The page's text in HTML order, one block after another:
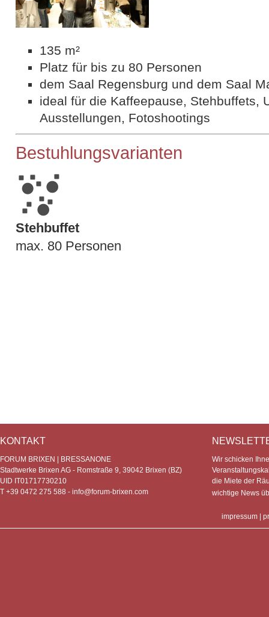
135 m²
Platz für bis zu 80 Personen
dem Saal Regensburg und dem Saal
ideal für die Kaffeepause, Stehbuffets,
Ausstellungen, Fotoshootings
Bestuhlungsvarianten
Stehbuffet
max. 80 Personen
KONTAKT
FORUM BRIXEN | BRESSANONE
Stadtwerke Brixen AG - Romstraße 9, 39042 Brixen (BZ)
UID IT01717730210
T +39 0472 275 588 - info@forum-brixen.com
Wir schicken
die Miete der
wichtige News
impressum